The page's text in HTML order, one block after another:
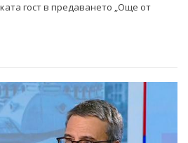
гост в предаването „Още от